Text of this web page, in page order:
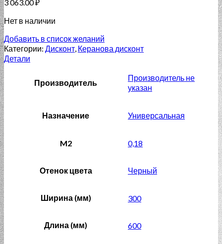
3 063.00₽
Нет в наличии
Добавить в список желаний
Категории: Дисконт, Керанова дисконт
Детали
Производитель
Производитель не
указан
Назначение Универсальная
M2 0,18
Отенок цвета Черный
Ширина (мм) 300
Длина (мм) 600